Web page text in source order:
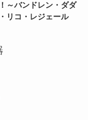
～バンドレン・ダダ
リコ・レジェール